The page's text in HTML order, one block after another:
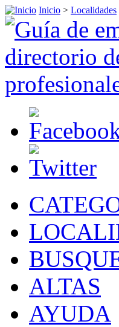
Inicio > Localidades
ALTAS
AYUDA